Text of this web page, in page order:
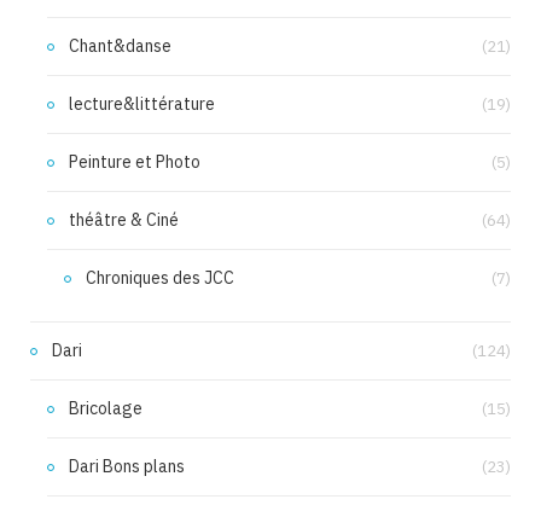
Chant&danse (21)
lecture&littérature (19)
Peinture et Photo (5)
théâtre & Ciné (64)
Chroniques des JCC (7)
Dari (124)
Bricolage (15)
Dari Bons plans (23)